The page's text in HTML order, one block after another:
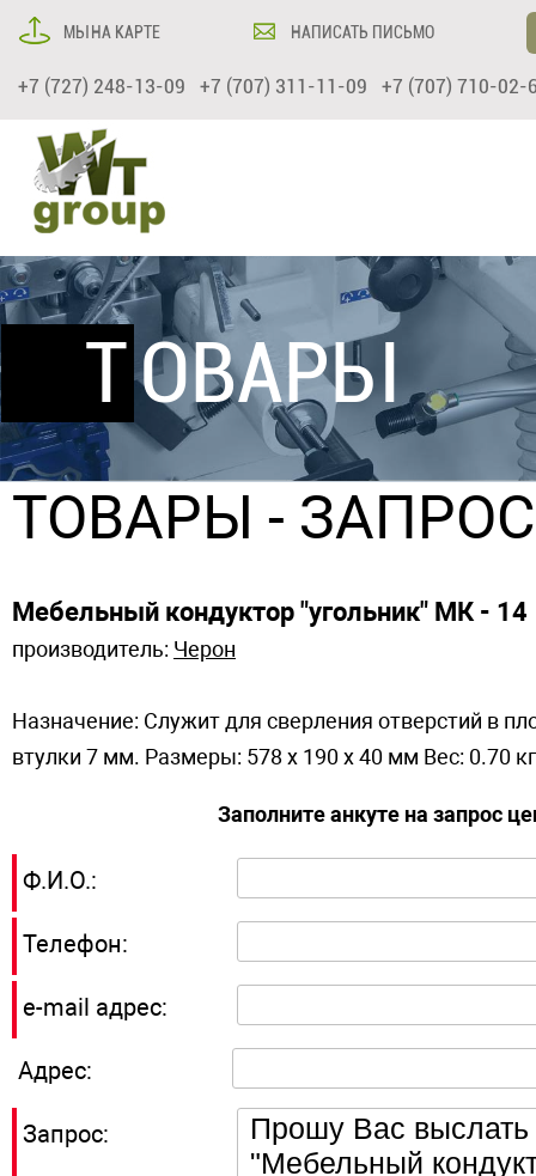
МЫ НА КАРТЕ НАПИСАТЬ ПИСЬМО
+7 (727) 248-13-09 +7 (707) 311-11-09 +7 (707) 710-02-
ТОВАРЫ
ТОВАРЫ -
Мебельный кондуктор "угольник" МК - 14
производитель: Черон
Назначение: Служит для сверления отверстий в
втулки 7 мм. Размеры: 578 x 190 x 40 мм Вес: 0.70 кг
Заполните анкуте на запрос
Ф.И.О.:
Телефон:
e-mail адрес:
Адрес:
Запрос: